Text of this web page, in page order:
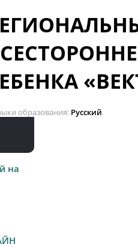
образования Русский
на